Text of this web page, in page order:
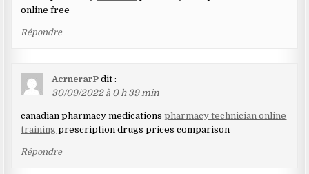
online free
Répondre
AcrnerarP dit :
30/09/2022 à 0 h 39 min
canadian pharmacy medicationspharmacy technician online
training prescription drugs prices comparison
Répondre